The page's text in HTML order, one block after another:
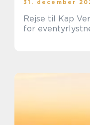
31. december
Rejse til Kap
for